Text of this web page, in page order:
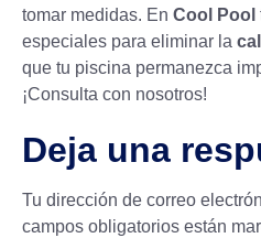
tomar medidas. En Cool Pool
especiales para eliminar la
que tu piscina permanezca
¡Consulta con nosotros!
Deja una
Tu dirección de correo
campos obligatorios están